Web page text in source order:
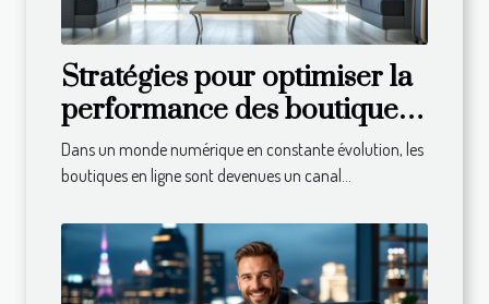
Stratégies pour optimiser la
performance des boutiques
en ligne avec des CMS
spécialisés
Dans un monde numérique en constante évolution, les
boutiques en ligne sont devenues un canal...